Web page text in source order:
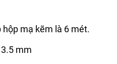
mạ kẽm là 6 mét.
mm